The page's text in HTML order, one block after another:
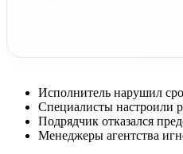
Исполнитель нарушил
Специалисты настроили
Подрядчик отказался
Менеджеры агентства